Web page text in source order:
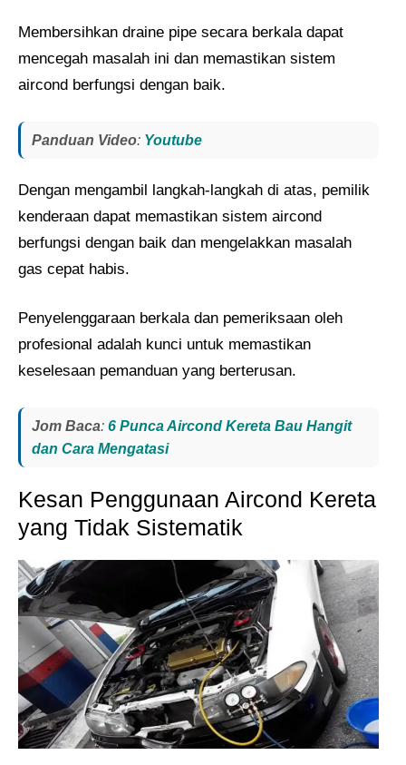
Membersihkan draine pipe secara berkala dapat
mencegah masalah ini dan memastikan sistem
aircond berfungsi dengan baik.
Panduan Video: Youtube
Dengan mengambil langkah-langkah di atas, pemilik
kenderaan dapat memastikan sistem aircond
berfungsi dengan baik dan mengelakkan masalah
gas cepat habis.
Penyelenggaraan berkala dan pemeriksaan oleh
profesional adalah kunci untuk memastikan
keselesaan pemanduan yang berterusan.
Jom Baca: 6 Punca Aircond Kereta Bau Hangit
dan Cara Mengatasi
Kesan Penggunaan Aircond Kereta
yang Tidak Sistematik